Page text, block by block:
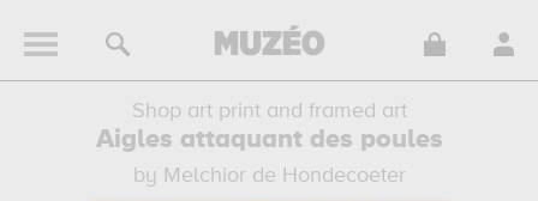
Shop art print and framed art
Aigles attaquant des poules
by Melchior de Hondecoeter